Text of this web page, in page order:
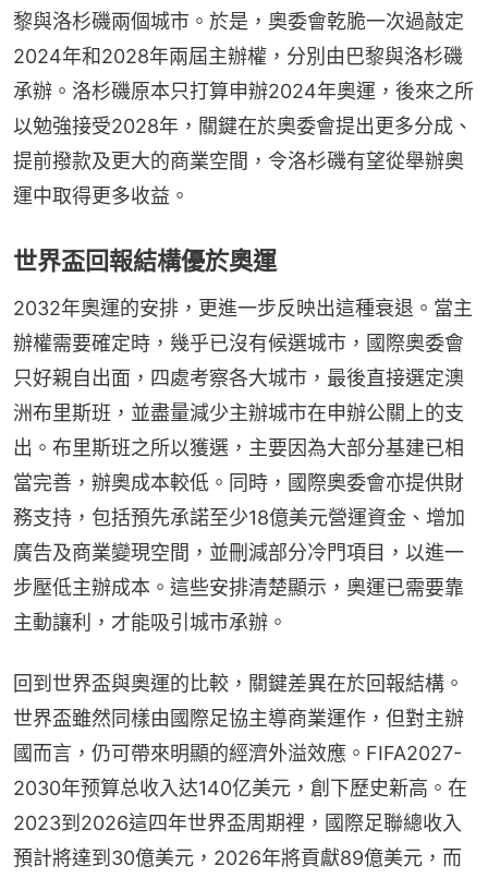
黎與洛杉磯兩個城市。於是，奧委會乾脆一次過敲定
2024年和2028年兩屆主辦權，分別由巴黎與洛杉磯
承辦。洛杉磯原本只打算申辦2024年奧運，後來之所
以勉強接受2028年，關鍵在於奧委會提出更多分成、
提前撥款及更大的商業空間，令洛杉磯有望從舉辦奧
運中取得更多收益。
世界盃回報結構優於奧運
2032年奧運的安排，更進一步反映出這種衰退。當主
辦權需要確定時，幾乎已沒有候選城市，國際奧委會
只好親自出面，四處考察各大城市，最後直接選定澳
洲布里斯班，並盡量減少主辦城市在申辦公關上的支
出。布里斯班之所以獲選，主要因為大部分基建已相
當完善，辦奧成本較低。同時，國際奧委會亦提供財
務支持，包括預先承諾至少18億美元營運資金、增加
廣告及商業變現空間，並刪減部分冷門項目，以進一
步壓低主辦成本。這些安排清楚顯示，奧運已需要靠
主動讓利，才能吸引城市承辦。
回到世界盃與奧運的比較，關鍵差異在於回報結構。
世界盃雖然同樣由國際足協主導商業運作，但對主辦
國而言，仍可帶來明顯的經濟外溢效應。FIFA2027-
2030年预算总收入达140亿美元，創下歷史新高。在
2023到2026這四年世界盃周期裡，國際足聯總收入
預計將達到30億美元，2026年將貢獻89億美元，而